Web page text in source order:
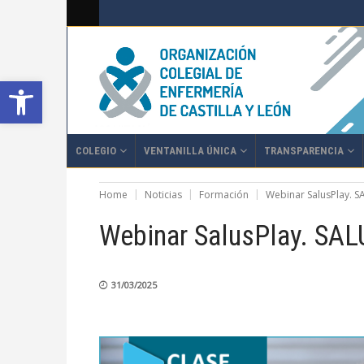
Abrir barra de herramientas
COLEGIO VENTANILLA ÚNICA TRANSPARENCIA
Home Noticias Formación Webinar SalusPlay.
Webinar SalusPlay.
31/03/2025